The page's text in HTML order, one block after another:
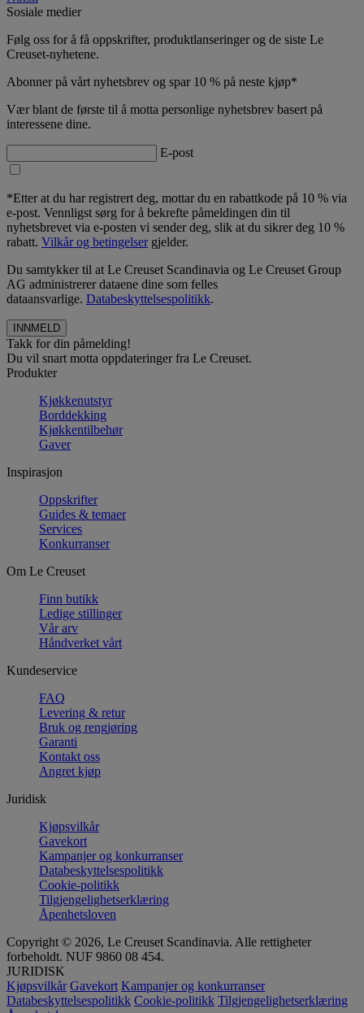
Sosiale medier
Følg oss for å få oppskrifter, produktlanseringer og de siste Le
Creuset-nyhetene.
Abonner på vårt nyhetsbrev og spar 10 % på neste kjøp*
Vær blant de første til å motta personlige nyhetsbrev basert på
interessene dine.
E-post
*Etter at du har registrert deg, mottar du en rabattkode på 10 % via
e-post. Vennligst sørg for å bekrefte påmeldingen din til
nyhetsbrevet via e-posten vi sender deg, slik at du sikrer deg 10 %
rabatt. Vilkår og betingelsergjelder.
Du samtykker til at Le Creuset Scandinavia og Le Creuset Group
AG administrerer dataene dine som felles
dataansvarlige. Databeskyttelsespolitikk.
Takk for din påmelding!
Du vil snart motta oppdateringer fra Le Creuset.
Produkter
Kjøkkenutstyr
Borddekking
Kjøkkentilbehør
Gaver
Inspirasjon
Oppskrifter
Guides & temaer
Services
Konkurranser
Om Le Creuset
Finn butikk
Ledige stillinger
Vår arv
Håndverket vårt
Kundeservice
FAQ
Levering & retur
Bruk og rengjøring
Garanti
Kontakt oss
Angret kjøp
Juridisk
Kjøpsvilkår
Gavekort
Kampanjer og konkurranser
Databeskyttelsespolitikk
Cookie-politikk
Tilgjengelighetserklæring
Åpenhetsloven
Copyright © 2026, Le Creuset Scandinavia. Alle rettigheter
forbeholdt. NUF 9860 08 454.
JURIDISK
Kjøpsvilkår Gavekort Kampanjer og konkurranser
Databeskyttelsespolitikk Cookie-politikk Tilgjengelighetserklæring